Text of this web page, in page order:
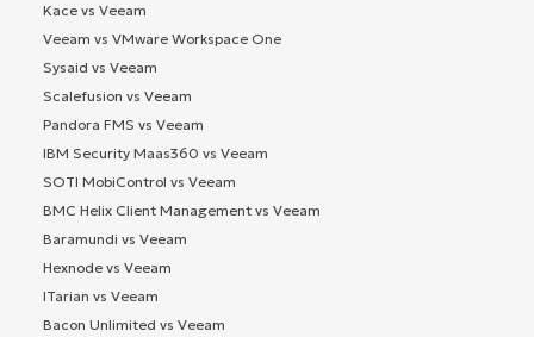
Kace vs Veeam
Veeam vs VMware Workspace One
Sysaid vs Veeam
Scalefusion vs Veeam
Pandora FMS vs Veeam
IBM Security Maas360 vs Veeam
SOTI MobiControl vs Veeam
BMC Helix Client Management vs Veeam
Baramundi vs Veeam
Hexnode vs Veeam
ITarian vs Veeam
Bacon Unlimited vs Veeam